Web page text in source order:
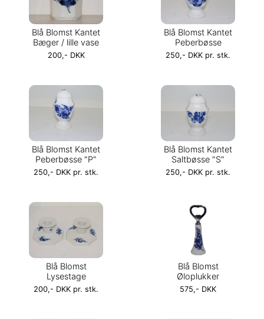
Blå Blomst Kantet
Bæger / lille vase
200,- DKK
Blå Blomst Kantet
Peberbøsse
250,- DKK pr. stk.
Blå Blomst Kantet
Peberbøsse "P"
250,- DKK pr. stk.
Blå Blomst Kantet
Saltbøsse "S"
250,- DKK pr. stk.
Blå Blomst
Lysestage
200,- DKK pr. stk.
Blå Blomst
Øloplukker
575,- DKK